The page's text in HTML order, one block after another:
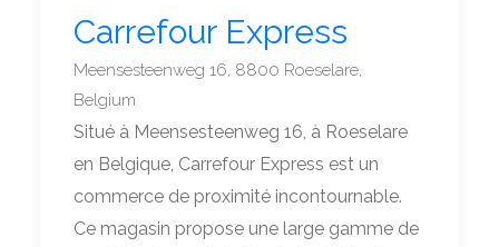
Carrefour Express
Meensesteenweg 16, 8800 Roeselare,
Belgium
Situé à Meensesteenweg 16, à Roeselare
en Belgique, Carrefour Express est un
commerce de proximité incontournable.
Ce magasin propose une large gamme de